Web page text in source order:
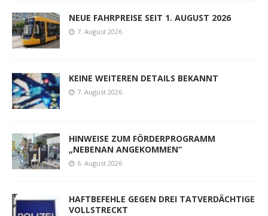
NEUE FAHRPREISE SEIT 1. AUGUST 2026
7. August 2026
KEINE WEITEREN DETAILS BEKANNT
7. August 2026
HINWEISE ZUM FÖRDERPROGRAMM
„NEBENAN ANGEKOMMEN“
6. August 2026
HAFTBEFEHLE GEGEN DREI TATVERDÄCHTIGE
VOLLSTRECKT